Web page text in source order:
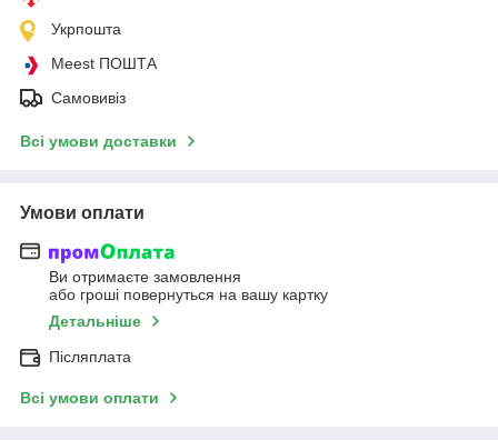
Укрпошта
Meest ПОШТА
Самовивіз
Всі умови доставки
Умови оплати
Ви отримаєте замовлення
або гроші повернуться на вашу картку
Детальніше
Післяплата
Всі умови оплати